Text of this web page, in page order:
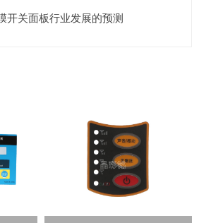
开关面板行业发展的预测